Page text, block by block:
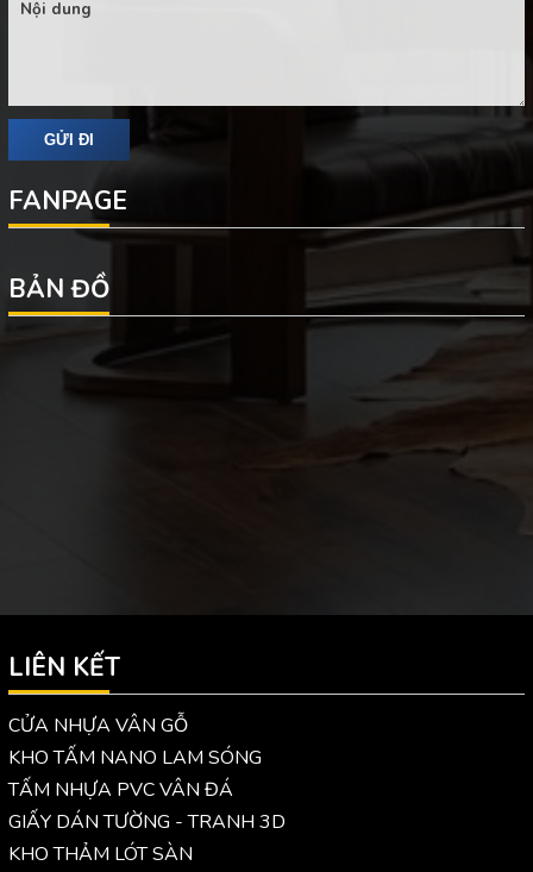
FANPAGE
BẢN ĐỒ
LIÊN KẾT
CỬA NHỰA VÂN GỖ
KHO TẤM NANO LAM SÓNG
TẤM NHỰA PVC VÂN ĐÁ
GIẤY DÁN TƯỜNG - TRANH 3D
KHO THẢM LÓT SÀN